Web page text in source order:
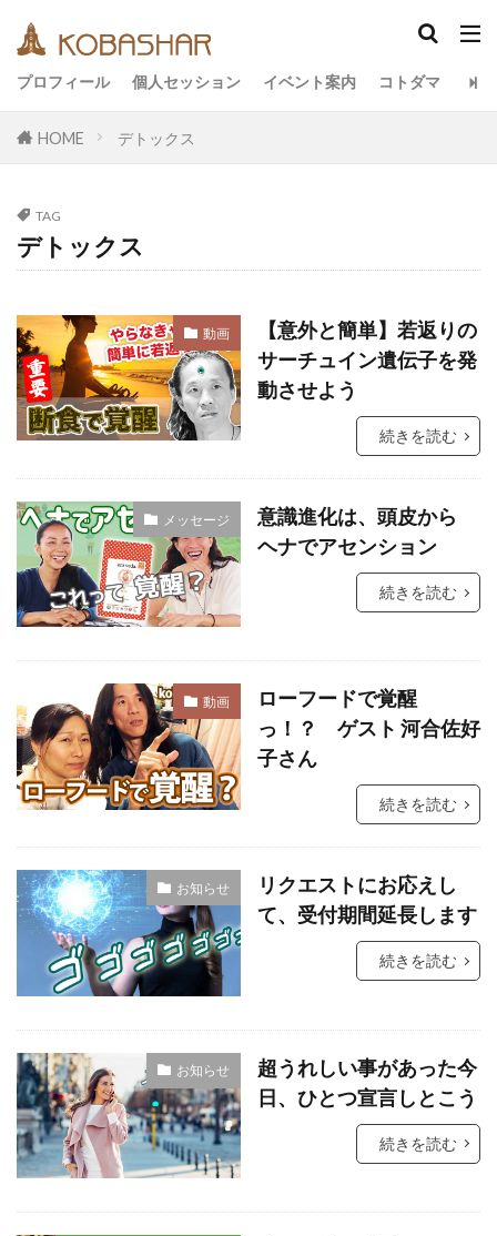
プロフィール 個人セッション イベント案内 コトダマ
HOME デトックス
TAG
デトックス
動画
【意外と簡単】若返りの
サーチュイン遺伝子を発
動させよう
続きを読む
メッセージ
意識進化は、頭皮から
ヘナでアセンション
続きを読む
動画
ローフードで覚醒
っ！？ ゲスト 河合佐好
子さん
続きを読む
お知らせ
リクエストにお応えし
て、受付期間延長します
続きを読む
お知らせ
超うれしい事があった今
日、ひとつ宣言しとこう
続きを読む
カテゴリー
エコ
オフグリッド
キールタン
メッセージ
ヨガ
リトリート
ワンネス
ヴィーガン 健康
友人
合宿 名古屋 地底人
子供
愛
祓い
覚醒の学校 農業
金沢市
鎮魂
非二元
検索